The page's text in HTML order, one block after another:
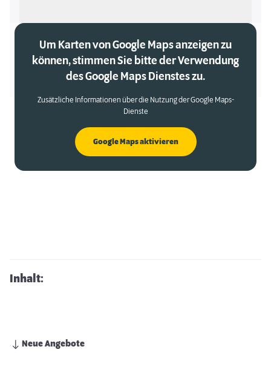
Um Karten von Google Maps anzeigen zu
können, stimmen Sie bitte der Verwendung
des Google Maps Dienstes zu.
Zusätzliche Informationen über die Nutzung der Google Maps-
Dienste
Google Maps aktivieren
Inhalt:
Neue Angebote